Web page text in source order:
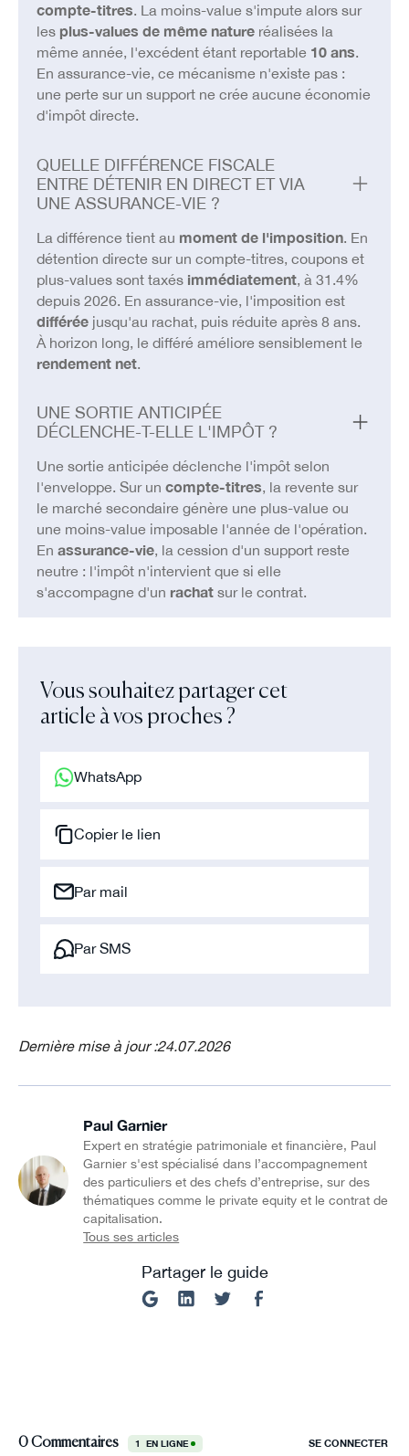
compte-titres. La moins-value s'impute alors sur
les plus-values de même natureréalisées la
même année, l'excédent étant reportable 10 ans.
En assurance-vie, ce mécanisme n'existe pas :
une perte sur un support ne crée aucune économie
d'impôt directe.
QUELLE DIFFÉRENCE FISCALE
ENTRE DÉTENIR EN DIRECT ET VIA
UNE ASSURANCE-VIE ?
La différence tient au moment de l'imposition. En
détention directe sur un compte-titres, coupons et
plus-values sont taxés immédiatement, à 31.4%
depuis 2026. En assurance-vie, l'imposition est
différéejusqu'au rachat, puis réduite après 8 ans.
À horizon long, le différé améliore sensiblement le
rendement net.
UNE SORTIE ANTICIPÉE
DÉCLENCHE-T-ELLE L'IMPÔT ?
Une sortie anticipée déclenche l'impôt selon
l'enveloppe. Sur un compte-titres, la revente sur
le marché secondaire génère une plus-value ou
une moins-value imposable l'année de l'opération.
En assurance-vie, la cession d'un support reste
neutre : l'impôt n'intervient que si elle
s'accompagne d'un rachatsur le contrat.
Vous souhaitez partager cet
article à vos proches ?
WhatsApp
Copier le lien
Par mail
Par SMS
Dernière mise à jour :24.07.2026
Paul Garnier
Expert en stratégie patrimoniale et financière, Paul
Garnier s'est spécialisé dans l’accompagnement
des particuliers et des chefs d’entreprise, sur des
thématiques comme le private equity et le contrat de
capitalisation.
Tous ses articles
Partager le guide